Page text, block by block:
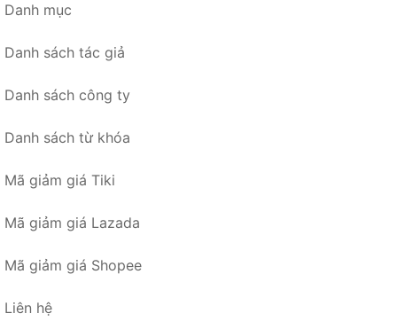
Danh mục
Danh sách tác giả
Danh sách công ty
Danh sách từ khóa
Mã giảm giá Tiki
Mã giảm giá Lazada
Mã giảm giá Shopee
Liên hệ